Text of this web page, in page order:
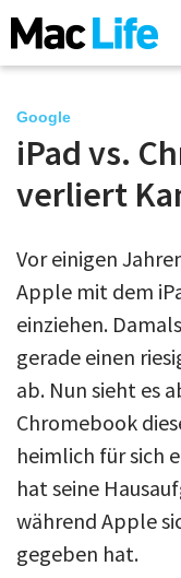
News
Mac
iPad
Tests
Tipps
Magazine
Über uns
Podcast
Google
iPad vs.
verliert
Vor einigen
Apple mit dem
einziehen.
gerade einen
ab. Nun sieht es
Chromebook
heimlich für sich
hat seine
während Apple
gegeben hat.